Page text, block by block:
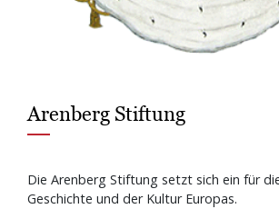
Arenberg Stiftung
Die Arenberg Stiftung setzt sich ein für
Geschichte und der Kultur Europas.